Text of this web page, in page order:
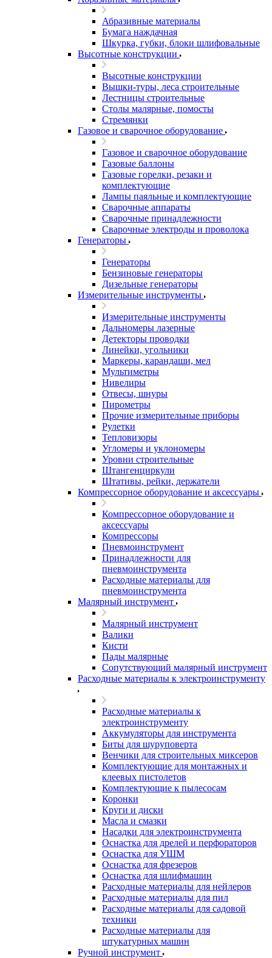
Абразивные материалы
Бумага наждачная
Шкурка, губки, блоки шлифовальные
Высотные конструкции
Высотные конструкции
Вышки-туры, леса строительные
Лестницы строительные
Столы малярные, помосты
Стремянки
Газовое и сварочное оборудование
Газовое и сварочное оборудование
Газовые баллоны
Газовые горелки, резаки и
комплектующие
Лампы паяльные и комплектующие
Сварочные аппараты
Сварочные принадлежности
Сварочные электроды и проволока
Генераторы
Генераторы
Бензиновые генераторы
Дизельные генераторы
Измерительные инструменты
Измерительные инструменты
Дальномеры лазерные
Детекторы проводки
Линейки, угольники
Маркеры, карандаши, мел
Мультиметры
Нивелиры
Отвесы, шнуры
Пирометры
Прочие измерительные приборы
Рулетки
Тепловизоры
Угломеры и уклономеры
Уровни строительные
Штангенциркули
Штативы, рейки, держатели
Компрессорное оборудование и аксессуары
Компрессорное оборудование и
аксессуары
Компрессоры
Пневмоинструмент
Принадлежности для
пневмоинструмента
Расходные материалы для
пневмоинструмента
Малярный инструмент
Малярный инструмент
Валики
Кисти
Пады малярные
Сопутствующий малярный инструмент
Расходные материалы к электроинструменту
Расходные материалы к
электроинструменту
Аккумуляторы для инструмента
Биты для шуруповерта
Венчики для строительных миксеров
Комплектующие для монтажных и
клеевых пистолетов
Комплектующие к пылесосам
Коронки
Круги и диски
Масла и смазки
Насадки для электроинструмента
Оснастка для дрелей и перфораторов
Оснастка для УШМ
Оснастка для фрезеров
Оснастка для шлифмашин
Расходные материалы для нейлеров
Расходные материалы для пил
Расходные материалы для садовой
техники
Расходные материалы для
штукатурных машин
Ручной инструмент